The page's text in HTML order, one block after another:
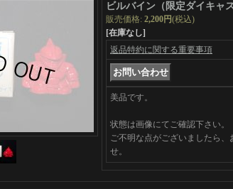
ビルバイン（限定ダイキャス
販売価格: 2,200円(税込)
[在庫なし]
返品特約に関する重要事項
美品です。
状態は画像にてご確認下さい。
ご不明な点がございましたら、
せ。